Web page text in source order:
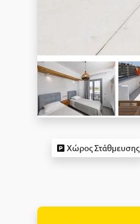
Χώρος Στάθμευσης